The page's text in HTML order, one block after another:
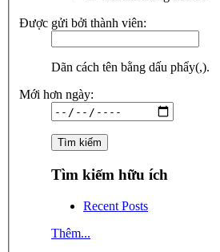
Được gửi bởi thành viên:
Dãn cách tên bằng dấu phẩy(,).
Mới hơn ngày:
Tìm kiếm hữu ích
Recent Posts
Thêm...